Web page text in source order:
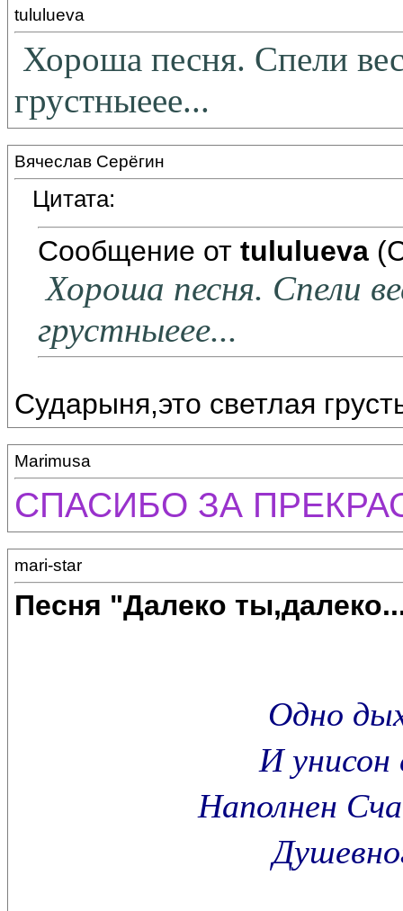
tululueva
Хороша песня. Спели
грустныеее...
Вячеслав Серёгин
Цитата:
Сообщение от tululueva
Хороша песня. Спели
грустныеее...
Сударыня,это светлая
Marimusa
СПАСИБО ЗА
mari-star
Песня "Далеко
Одно
И унисон
Наполнен